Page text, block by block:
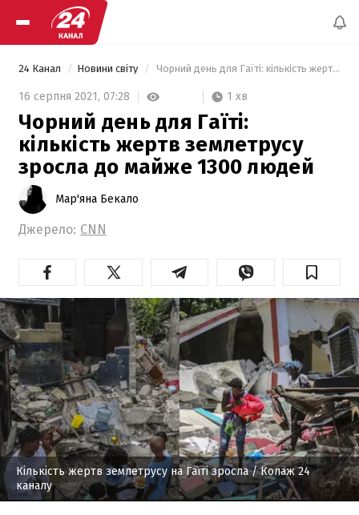
24 Канал Новини світу Чорний день для Гаїті: кількість жертв землетрусу зросла до майже 1300 людей
16 серпня 2021, 07:28 1 хв
Чорний день для Гаїті:
кількість жертв землетрусу
зросла до майже 1300 людей
Мар'яна Бекало
Джерело: CNN
Кількість жертв землетрусу на Гаїті зросла/ Колаж 24
каналу